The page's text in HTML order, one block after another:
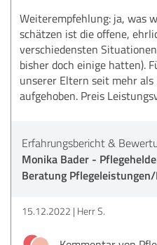
Weiterempfehlung: ja, was
schätzen ist die offene,
verschiedensten
bisher doch einige hatten).
unserer Eltern seit mehr
aufgehoben. Preis
Erfahrungsbericht &
Monika Bader -
Beratung
15.12.2022 Herr S.